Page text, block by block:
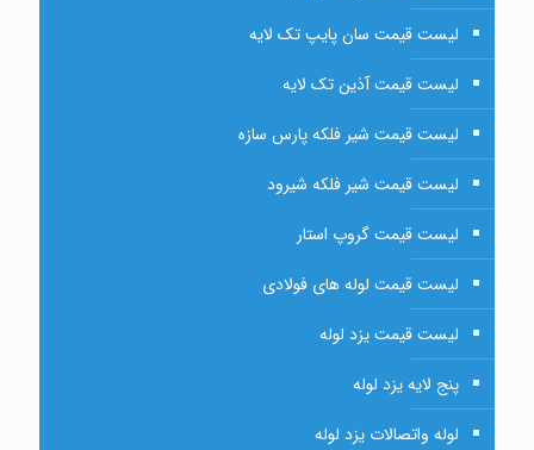
لیست قیمت سان پایپ تک لایه
لیست قیمت آذین تک لایه
لیست قیمت شیر فلکه پارس سازه
لیست قیمت شیر فلکه شیرود
لیست قیمت گروپ استار
لیست قیمت لوله های فولادی
لیست قیمت یزد لوله
پنج لایه یزد لوله
لوله واتصالات یزد لوله